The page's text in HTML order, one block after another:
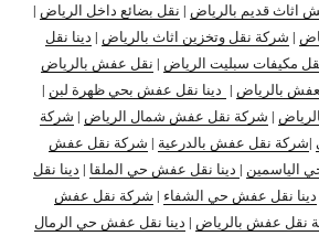
اثاث قديم بالرياض | نقل بضائع داخل الرياض |
| شركة نقل وتخزين اثاث بالرياض | دينا نقل
مكيفات سبليت الرياض | نقل عفش بالرياض
بالرياض | دينا نقل عفش بحي ظهرة لبن |
| شركة نقل عفش شمال الرياض | شركة
|شركة نقل عفش بالدرعية | شركة نقل عفش
الياسمين | دينا نقل عفش حي الملقا | دينا نقل
دينا نقل عفش حي الشفاء | شركة نقل عفش
نقل عفش بالرياض | دينا نقل عفش حي الرمال